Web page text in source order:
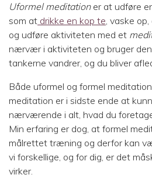
Uformel meditationer at udføre
som at drikke en kop te, vaske
og udføre aktiviteten med et
nærvær i aktiviteten og bruger den
tankerne vandrer, og du bliver
Både uformel og formel
meditation er i sidste ende at
nærværende i alt, hvad du
Min erfaring er dog, at formel
målrettet træning og derfor kan
vi forskellige, og for dig, er det
virker.